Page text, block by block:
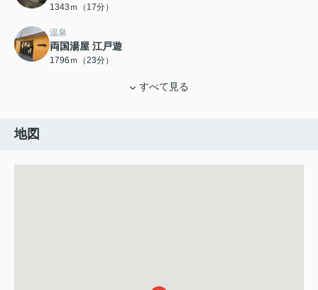
1343ｍ（17分）
温泉
両国湯屋 江戸遊
1796ｍ（23分）
すべて見る
地図